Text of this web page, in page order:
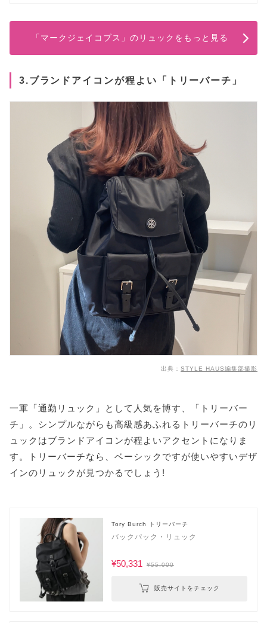
「マークジェイコブス」のリュックをもっと見る
3.ブランドアイコンが程よい「トリーバーチ」
出典： STYLE HAUS編集部撮影
一軍「通勤リュック」として人気を博す、「トリーバー
チ」。シンプルながらも高級感あふれるトリーバーチのリ
ュックはブランドアイコンが程よいアクセントになりま
す。トリーバーチなら、ベーシックですが使いやすいデザ
インのリュックが見つかるでしょう!
Tory Burch トリーバーチ
バックパック・リュック
¥50,331 ¥55,000
販売サイトをチェック